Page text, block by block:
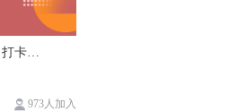
一建《项目管理》-14天预习打卡计划
973人加入